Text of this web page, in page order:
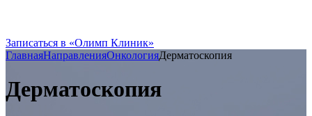
Записаться в «Олимп Клиник»
ГлавнаяНаправленияОнкологияДерматоскопия
Дерматоскопия